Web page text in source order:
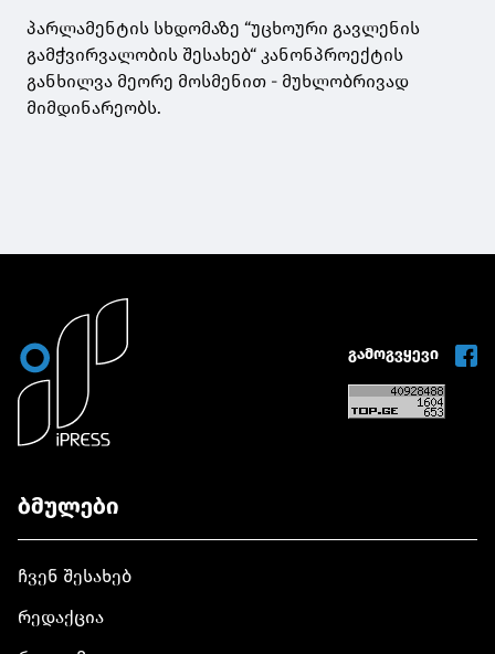
პარლამენტის სხდომაზე “უცხოური გავლენის
გამჭვირვალობის შესახებ“ კანონპროექტის
განხილვა მეორე მოსმენით - მუხლობრივად
მიმდინარეობს.
გამოგვყევი
ბმულები
ჩვენ შესახებ
რედაქცია